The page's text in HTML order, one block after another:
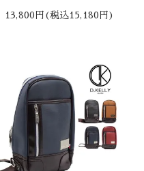
13,800円(税込15,180円)